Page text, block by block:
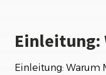
Steuerliche
Einleitung:
Einleitung: Warum